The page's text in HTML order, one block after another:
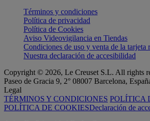
Términos y condiciones
Política de privacidad
Política de Cookies
Aviso Videovigilancia en Tiendas
Condiciones de uso y venta de la tarjeta
Nuestra declaración de accesibilidad
Copyright © 2026, Le Creuset S.L. All rights
Paseo de Gracia 9, 2° 08007 Barcelona,
Legal
TÉRMINOS Y CONDICIONES POLÍTICA
POLÍTICA DE COOKIESDeclaración de